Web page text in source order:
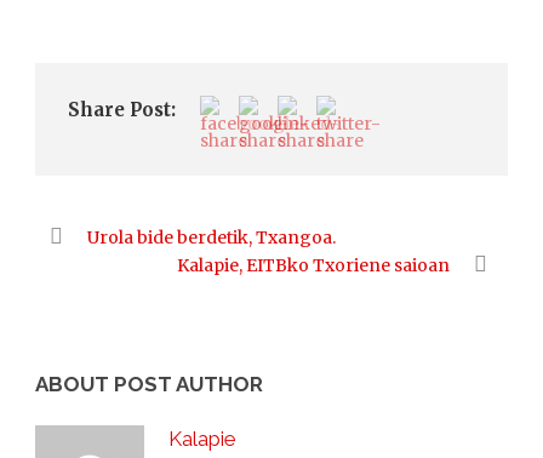
Share Post:
Urola bide berdetik, Txangoa.
Kalapie, EITBko Txoriene saioan
ABOUT POST AUTHOR
Kalapie